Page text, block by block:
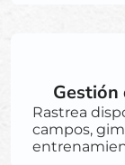
Gestión
Rastrea
campos,